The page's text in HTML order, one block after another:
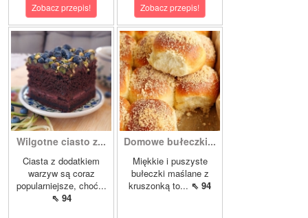
Zobacz przepis! Zobacz przepis!
Wilgotne ciasto z...
Ciasta z dodatkiem
warzyw są coraz
popularniejsze, choć...
⇖ 94
Domowe bułeczki...
Miękkie i puszyste
bułeczki maślane z
kruszonką to... ⇖ 94